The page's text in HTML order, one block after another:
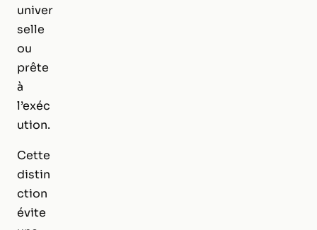
univer
selle
ou
prête
à
l’exéc
ution.
Cette
distin
ction
évite